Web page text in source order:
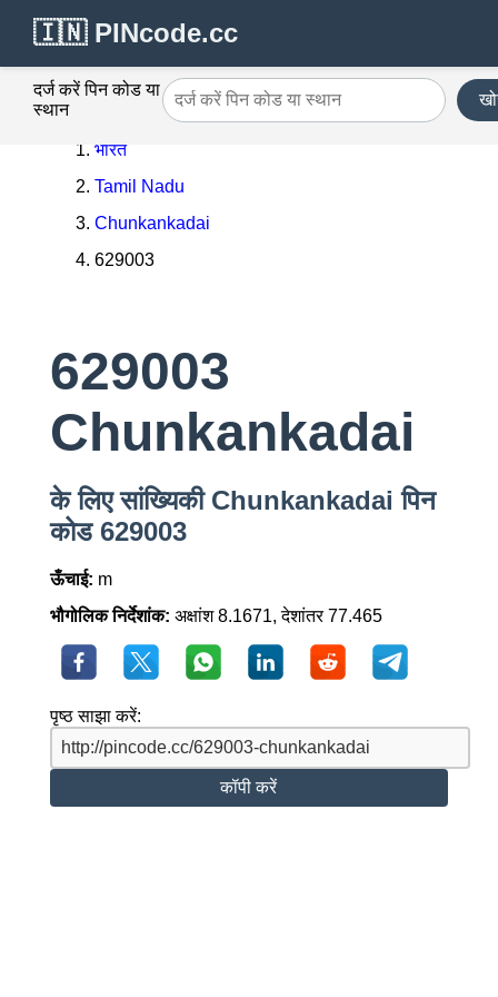
🇮🇳 PINcode.cc
दर्ज करें पिन कोड या
स्थान
भारत
Tamil Nadu
Chunkankadai
629003
629003
Chunkankadai
के लिए सांख्यिकी Chunkankadai पिन
कोड 629003
ऊँचाई: m
भौगोलिक निर्देशांक: अक्षांश 8.1671, देशांतर 77.465
पृष्ठ साझा करें:
कॉपी करें